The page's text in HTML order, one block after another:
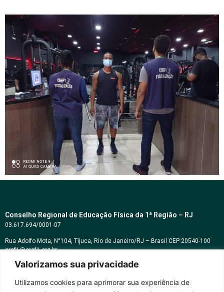
Valorizamos sua privacidade
Utilizamos cookies para aprimorar sua experiência de
Conselho Regional de Educação Física da 1ª Região – RJ
03.617.694/0001-07
Rua Adolfo Mota, N°104, Tijuca, Rio de Janeiro/RJ – Brasil CEP 20540-100
cref1@cref1.org.br
Assessoria de comunicação: